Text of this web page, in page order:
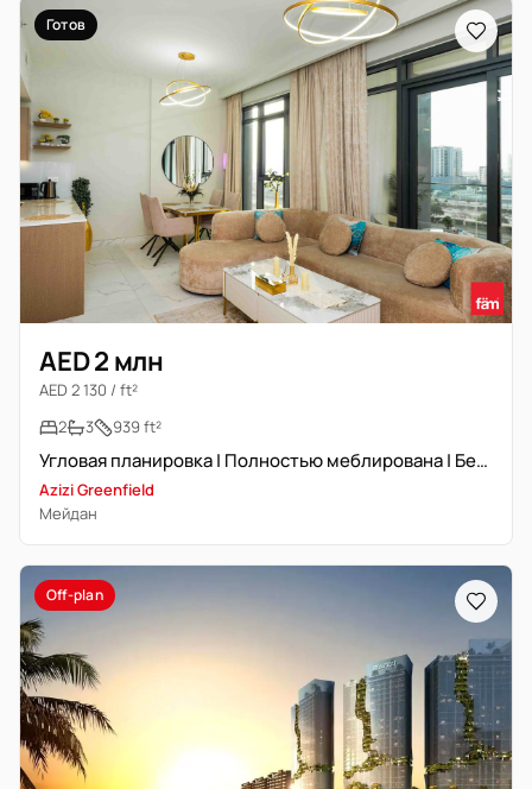
Готов
AED 2 млн
AED 2 130 / ft²
2
3 939 ft²
Угловая планировка | Полностью меблирована | Без кондиционера | Лучший вид
Azizi Greenfield
Мейдан
Off-plan